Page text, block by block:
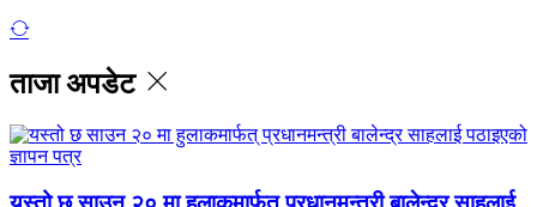
ताजा अपडेट